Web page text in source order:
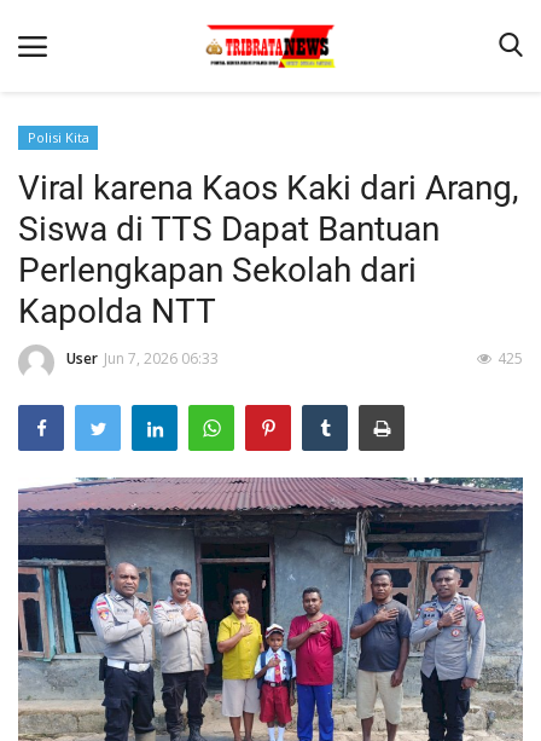
Beranda
Terms & Conditions
Binkam
Lantas
Mitra Polisi
Polisi Kita
Polisi Kita
Viral karena Kaos Kaki dari Arang,
Siswa di TTS Dapat Bantuan
Perlengkapan Sekolah dari
Kapolda NTT
User Jun 7, 2026 06:33 425